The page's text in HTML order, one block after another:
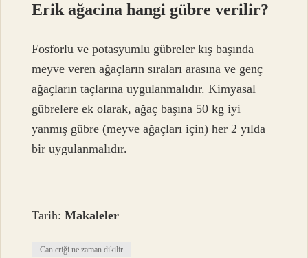
Erik ağacina hangi gübre verilir?
Fosforlu ve potasyumlu gübreler kış başında
meyve veren ağaçların sıraları arasına ve genç
ağaçların taçlarına uygulanmalıdır. Kimyasal
gübrelere ek olarak, ağaç başına 50 kg iyi
yanmış gübre (meyve ağaçları için) her 2 yılda
bir uygulanmalıdır.
Tarih:Makaleler
Can eriği ne zaman dikilir